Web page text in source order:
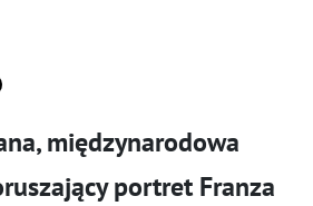
międzynarodowa
portret Franza